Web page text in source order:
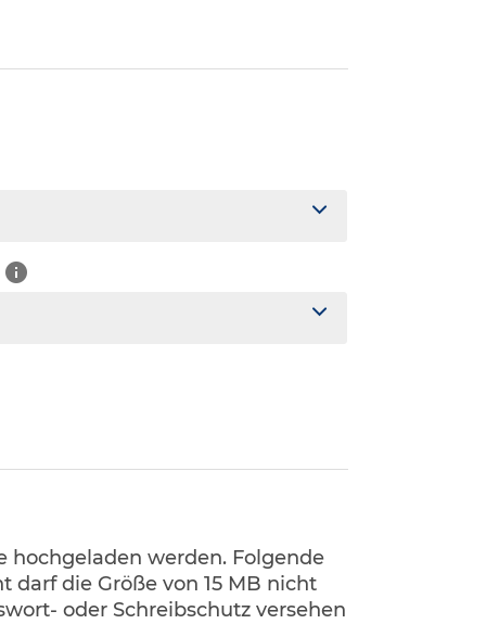
werden. Folgende
darf die Größe von 15 MB nicht
oder Schreibschutz versehen